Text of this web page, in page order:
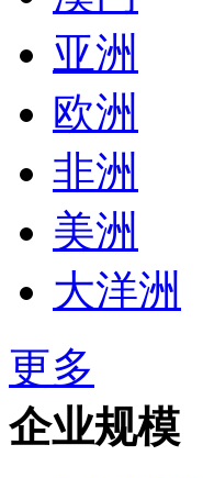
亚洲
欧洲
非洲
美洲
大洋洲
更多
企业规模